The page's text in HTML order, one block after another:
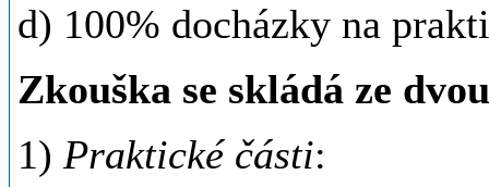
d) 100% docházky na
Zkouška se skládá ze
1) Praktické části: